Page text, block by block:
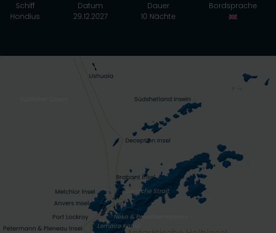
Schiff
Hondius
Datum
29.12.2027
Dauer
10 Nächte
Bordsprache